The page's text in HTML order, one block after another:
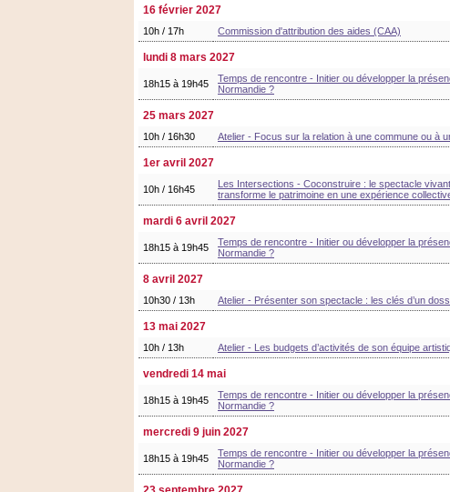
16 février 2027
10h / 17h Commission d'attribution des aides (CAA)
lundi 8 mars 2027
18h15 à 19h45
Temps de rencontre - Initier ou développer la
Normandie ?
25 mars 2027
10h / 16h30 Atelier - Focus sur la relation à une commune ou à
1er avril 2027
10h / 16h45
Les Intersections - Coconstruire : le spectacle
transforme le patrimoine en une expérience
mardi 6 avril 2027
18h15 à 19h45
Temps de rencontre - Initier ou développer la
Normandie ?
8 avril 2027
10h30 / 13h Atelier - Présenter son spectacle : les clés d’un
13 mai 2027
10h / 13h Atelier - Les budgets d’activités de son équipe
vendredi 14 mai
18h15 à 19h45
Temps de rencontre - Initier ou développer la
Normandie ?
mercredi 9 juin 2027
18h15 à 19h45
Temps de rencontre - Initier ou développer la
Normandie ?